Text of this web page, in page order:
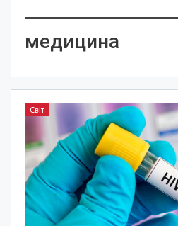
медицина
Світ